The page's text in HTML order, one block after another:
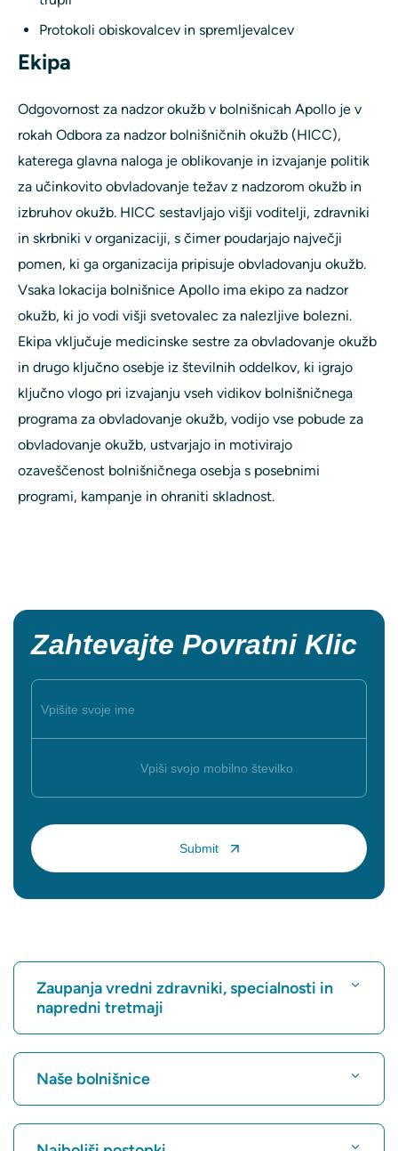
Protokoli obiskovalcev in spremljevalcev
Ekipa
Odgovornost za nadzor okužb v bolnišnicah Apollo je v
rokah Odbora za nadzor bolnišničnih okužb (HICC),
katerega glavna naloga je oblikovanje in izvajanje politik
za učinkovito obvladovanje težav z nadzorom okužb in
izbruhov okužb. HICC sestavljajo višji voditelji, zdravniki
in skrbniki v organizaciji, s čimer poudarjajo največji
pomen, ki ga organizacija pripisuje obvladovanju okužb.
Vsaka lokacija bolnišnice Apollo ima ekipo za nadzor
okužb, ki jo vodi višji svetovalec za nalezljive bolezni.
Ekipa vključuje medicinske sestre za obvladovanje okužb
in drugo ključno osebje iz številnih oddelkov, ki igrajo
ključno vlogo pri izvajanju vseh vidikov bolnišničnega
programa za obvladovanje okužb, vodijo vse pobude za
obvladovanje okužb, ustvarjajo in motivirajo
ozaveščenost bolnišničnega osebja s posebnimi
programi, kampanje in ohraniti skladnost.
Zahtevajte Povratni Klic
Zaupanja vredni zdravniki, specialnosti in
napredni tretmaji
Poišči bolnišnico
Poiščite kardiologa
Naše bolnišnice